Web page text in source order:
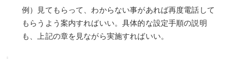
例）見てもらって、わからない事があれば再度電話して
もらうよう案内すればいい。具体的な設定手順の説明
も、上記の章を見ながら実施すればいい。